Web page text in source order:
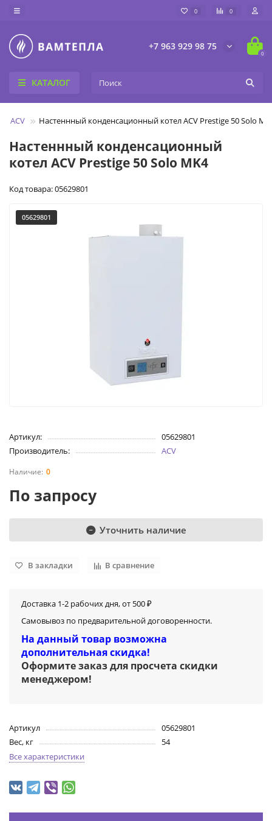
0 0
+7 963 929 98 75
0
КАТАЛОГ
ACV Настеннный конденсационный котел ACV Prestige 50 Solo
Настеннный конденсационный
котел ACV Prestige 50 Solo MK4
Код товара: 05629801
05629801
Артикул:
05629801
Производитель:
ACV
0
По запросу
Уточнить наличие
В закладки В сравнение
Доставка 1-2 рабочих дня, от 500 ₽
Самовывоз по предварительной договоренности.
На данный товар возможна
дополнительная скидка!
Оформите заказ для просчета скидки
менеджером!
Артикул
05629801
Вес, кг
54
Все характеристики